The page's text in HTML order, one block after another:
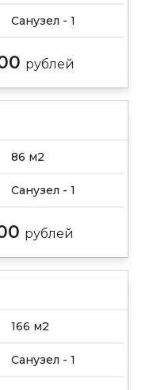
Санузел - 1
рублей
86 м2
Санузел - 1
рублей
166 м2
Санузел - 1